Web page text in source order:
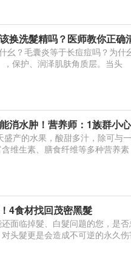
换洗髮精吗？医师教你正确
幺？毛囊炎等于长痘痘吗？为什
保护、润泽肌肤角质层。当头
消水肿！营养师：1族群小
维生素、膳食纤维等多种营养素
4食材找回茂密黑髮
面临掉髮、白髮问题的您，是
头髮更是会造成不可逆的永久